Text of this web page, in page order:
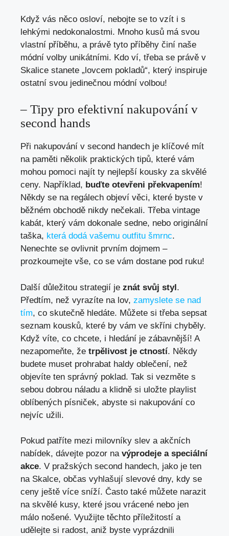
Když vás​ něco osloví, ‍nebojte se to vzít i s
lehkými nedokonalostmi.​ Mnoho ‍kusů má svou
vlastní příběhu, a právě​ tyto příběhy‍ činí naše⁣
módní volby ​unikátními. Kdo ‍ví, třeba se právě v
Skalice ‍stanete „lovcem pokladů“, který‌ inspiruje
ostatní svou jedinečnou módní volbou!
– Tipy pro efektivní nakupování v⁤
second hands
Při nakupování v ⁢second handech je klíčové mít
na‍ paměti několik praktických tipů, které vám
⁤mohou pomoci najít ty nejlepší kousky za‌ skvělé
ceny. Například, buďte otevřeni překvapením!
Někdy se na regálech objeví věci, které byste v
běžném obchodě nikdy​ nečekali. ​Třeba vintage
kabát, který vám dokonale sedne, nebo originální
taška, která dodá vašemu outfitu šmrnc.‍
Nenechte ⁣se ovlivnit​ prvním dojmem –
prozkoumejte vše, co se vám dostane pod ruku!
Další ⁤důležitou strategií‍ je‌ znát svůj styl.
Předtím,⁣ než vyrazíte na lov, zamyslete se nad
tím, co skutečně‌ hledáte. Můžete si třeba sepsat
seznam kousků,⁣ které by vám ve skříni chyběly.
Když víte, co chcete,⁢ i hledání je zábavnější! A⁣
nezapomeňte, ‍že trpělivost je ctností. Někdy
budete‍ muset prohrabat haldy​ oblečení, než
objevíte ten‍ správný poklad. Tak si⁣ vezměte s
sebou dobrou náladu a klidně si uložte‌ playlist
⁣oblíbených písniček, abyste​ si​ nakupování ⁤co
nejvíc užili.
Pokud patříte mezi milovníky slev a akčních
nabídek, dávejte pozor na výprodeje a speciální
akce. V pražských second handech, jako je ten⁣
na Skalce, občas vyhlašují slevové⁣ dny, kdy se
ceny ještě více​ sníží. Často⁣ také můžete narazit
na skvělé kusy, které jsou vrácené nebo jen
málo nošené. Využijte těchto příležitostí a
udělejte⁣ si ‌radost, aniž byste vyprázdnili